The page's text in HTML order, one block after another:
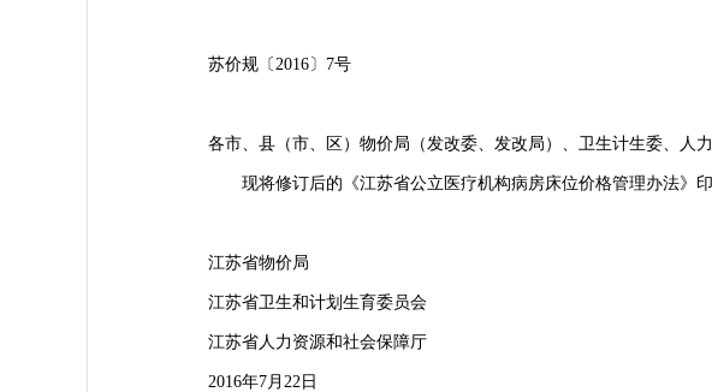
苏价规〔2016〕7号
各市、县（市、区）物价局（发改委、发改局）、卫生计生委、人
现将修订后的《江苏省公立医疗机构病房床位价格管理办法》印
江苏省物价局
江苏省卫生和计划生育委员会
江苏省人力资源和社会保障厅
2016年7月22日